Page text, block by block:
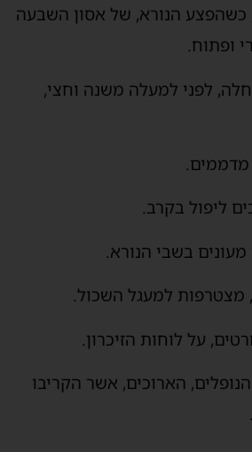
כשהפצע הנורא, של אסון השבעה
ופתוח.
לפני למעלה משנה וחצי,
מדממים.
ליפול בקרב.
מעונים בשבי הנורא.
למעגל השכול.
על לוחות הזיכרון.
הארוכים, אשר הקריבו